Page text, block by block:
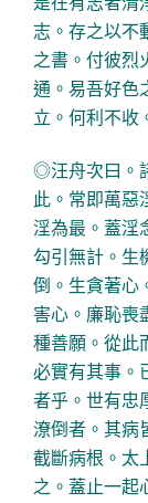
志。存之以不
之書。付彼烈
通。易吾好色
立。何利不收
◎汪舟次曰。
此。常即萬惡
淫為最。蓋淫
勾引無計。生
倒。生貪著心
害心。廉恥喪
種善願。從此
必實有其事。
者乎。世有忠
潦倒者。其病
截斷病根。太
之。蓋止一起